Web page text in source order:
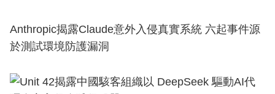
Anthropic揭露Claude意外入侵真實系統 六起事件源
於測試環境防護漏洞